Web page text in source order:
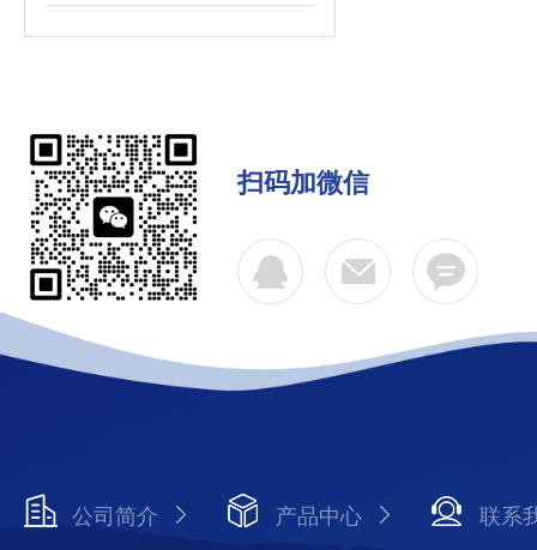
扫码加微信
公司简介 产品中心 联系